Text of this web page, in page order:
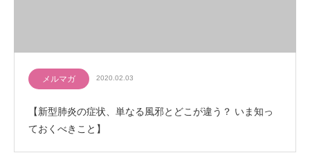
メルマガ 2020.02.03
【新型肺炎の症状、単なる風邪とどこが違う？ いま知っ
ておくべきこと】